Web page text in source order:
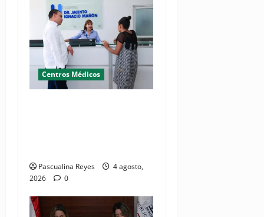
Centros Médicos
Pascualina Reyes
4 agosto,
2026
0